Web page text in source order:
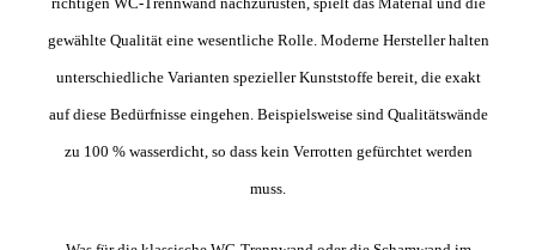
gewählte Qualität eine wesentliche Rolle. Moderne Hersteller halten
unterschiedliche Varianten spezieller Kunststoffe bereit, die exakt
auf diese Bedürfnisse eingehen. Beispielsweise sind Qualitätswände
zu 100 % wasserdicht, so dass kein Verrotten gefürchtet werden
muss.